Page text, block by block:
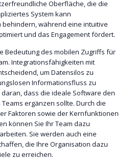
Oberfläche, die die
System kann
während eine intuitive
und das Engagement fördert.
Bedeutung des mobilen Zugriffs für
Integrationsfähigkeiten mit
um Datensilos zu
Informationsfluss zu
dass die ideale Software den
ergänzen sollte. Durch die
Faktoren sowie der Kernfunktionen
können Sie Ihr Team dazu
Sie werden auch eine
die Ihre Organisation dazu
zu erreichen.